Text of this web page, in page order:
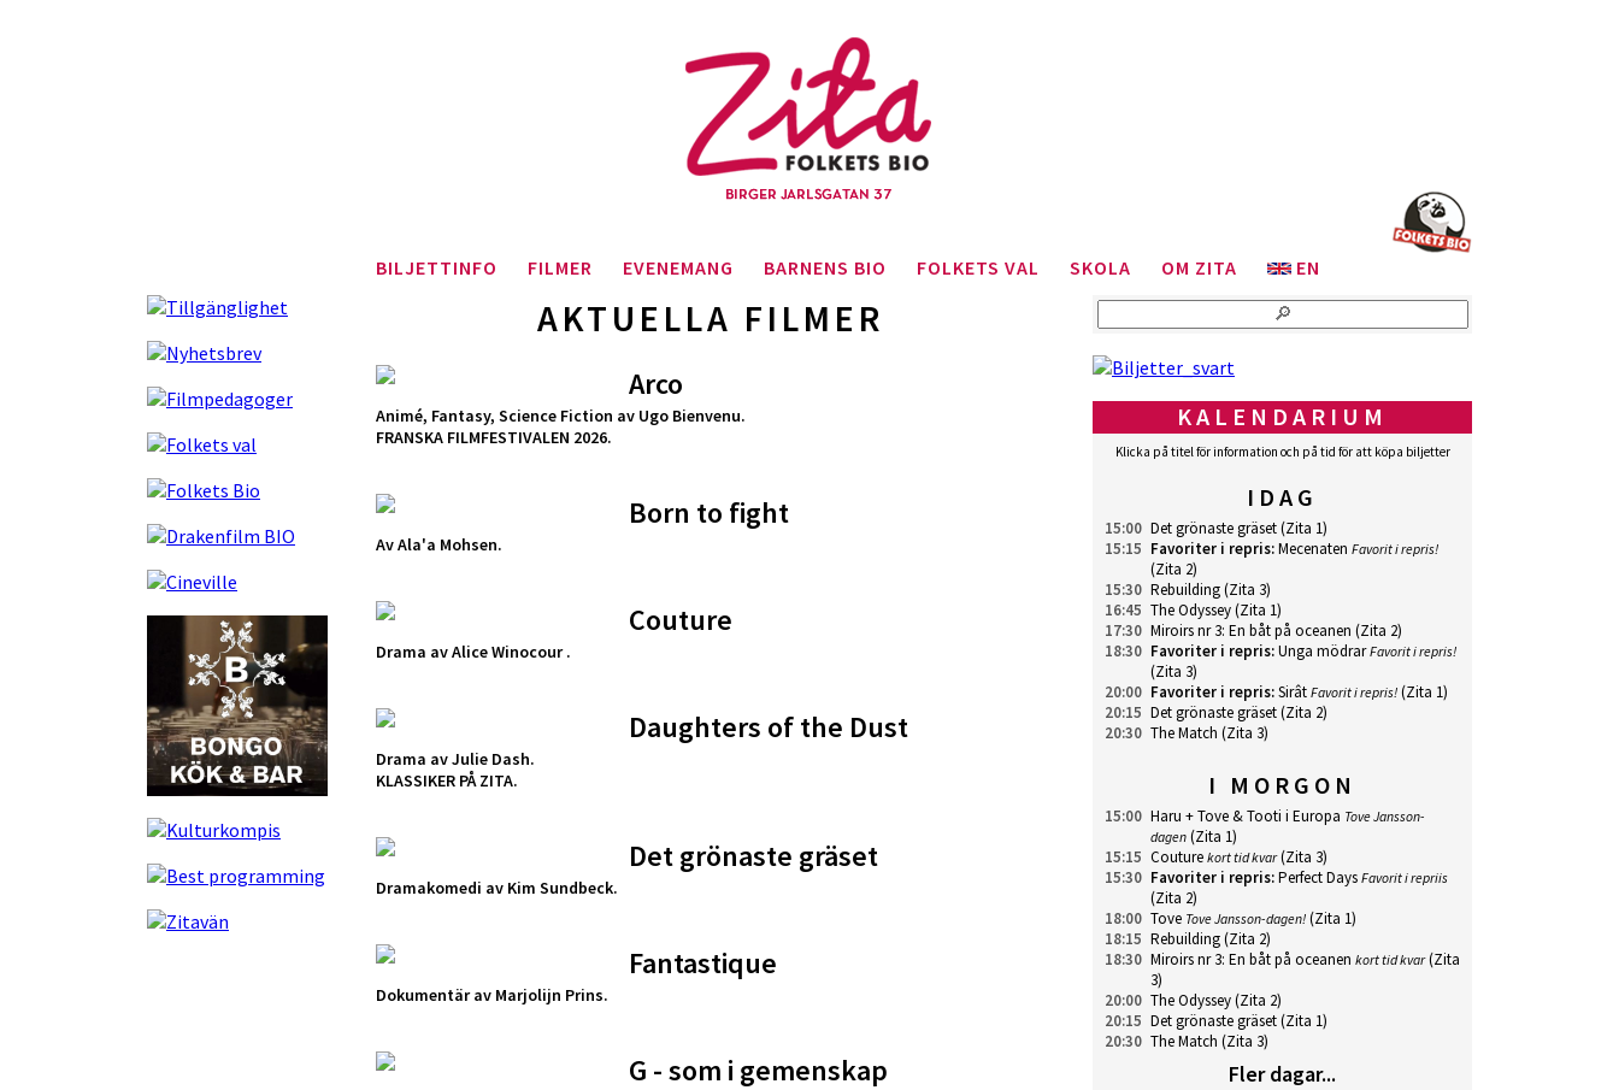
BILJETTINFO FILMER EVENEMANG BARNENS BIO FOLKETS VAL SKOLA OM ZITA EN
KALENDARIUM
Klicka på titel för information och på tid för att köpa biljetter
IDAG
15:00 Det grönaste gräset(Zita 1)
15:15 Favoriter i repris:Mecenaten Favorit i repris!
(Zita 2)
15:30 Rebuilding(Zita 3)
16:45 The Odyssey(Zita 1)
17:30 Miroirs nr 3: En båt på oceanen (Zita 2)
18:30 Favoriter i repris:Unga mödrar Favorit i repris!
(Zita 3)
20:00 Favoriter i repris:Sirât Favorit i repris! (Zita 1)
20:15 Det grönaste gräset(Zita 2)
20:30 The Match (Zita 3)
I MORGON
15:00 Haru + Tove & Tooti i Europa Tove Jansson-
dagen (Zita 1)
15:15 Couture kort tid kvar(Zita 3)
15:30 Favoriter i repris:Perfect Days Favorit i repriis
(Zita 2)
18:00 Tove Tove Jansson-dagen! (Zita 1)
18:15 Rebuilding(Zita 2)
18:30 Miroirs nr 3: En båt på oceanen kort tid kvar(Zita
3)
20:00 The Odyssey(Zita 2)
20:15 Det grönaste gräset(Zita 1)
20:30 The Match (Zita 3)
Fler dagar...
AKTUELLA FILMER
Arco
Animé, Fantasy, Science Fiction av Ugo Bienvenu.
FRANSKA FILMFESTIVALEN 2026.
Born to fight
Av Ala'a Mohsen.
Couture
Drama av Alice Winocour .
Daughters of the Dust
Drama av Julie Dash.
KLASSIKER PÅ ZITA.
Det grönaste gräset
Dramakomedi av Kim Sundbeck.
Fantastique
Dokumentär av Marjolijn Prins.
G - som i gemenskap